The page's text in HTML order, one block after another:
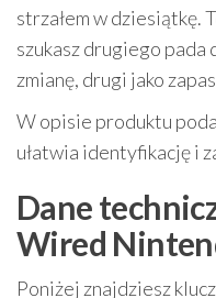
strzałem w dziesiątkę.
szukasz drugiego pada
zmianę, drugi jako
W opisie produktu
ułatwia identyfikację i
Dane
Wired
Poniżej znajdziesz